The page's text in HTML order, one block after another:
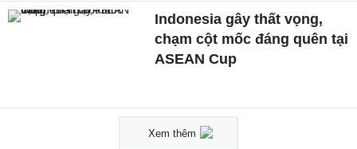
Indonesia gây thất vọng,
chạm cột mốc đáng quên tại
ASEAN Cup
Xem thêm